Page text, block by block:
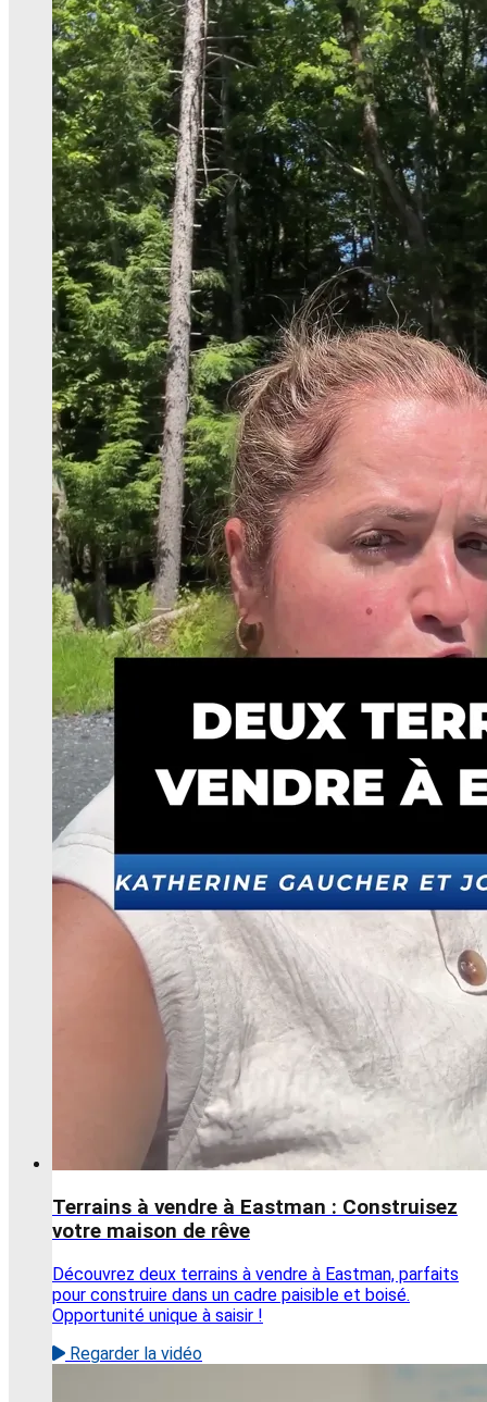
Terrains à vendre à Eastman : Construisez
votre maison de rêve
Découvrez deux terrains à vendre à Eastman, parfaits
pour construire dans un cadre paisible et boisé.
Opportunité unique à saisir !
Regarder la vidéo